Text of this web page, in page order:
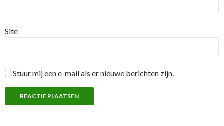
Site
Stuur mij een e-mail als er nieuwe berichten zijn.